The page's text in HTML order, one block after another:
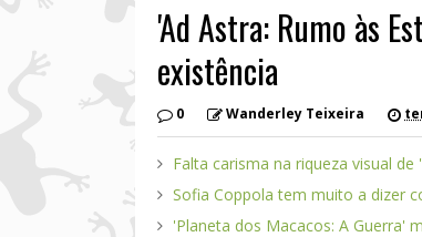
'Ad Astra: Rumo às
existência
0 Wanderley Teixeira
Falta carisma na riqueza visual
Sofia Coppola tem muito a dizer
'Planeta dos Macacos: A Guerra'